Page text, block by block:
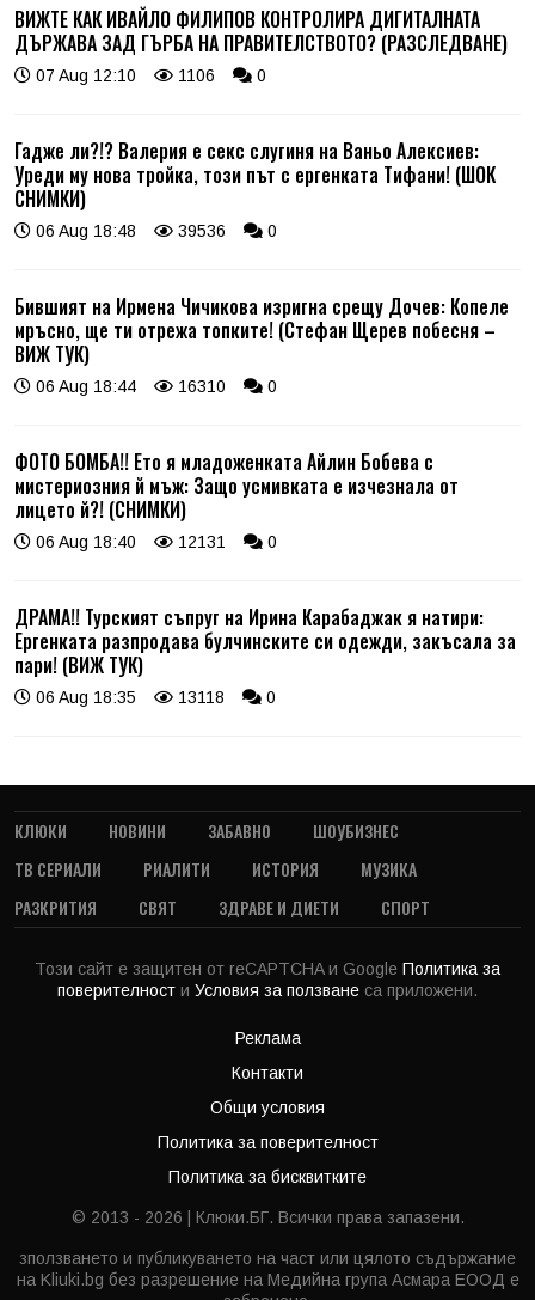
ВИЖТЕ КАК ИВАЙЛО ФИЛИПОВ КОНТРОЛИРА ДИГИТАЛНАТА
ДЪРЖАВА ЗАД ГЪРБА НА ПРАВИТЕЛСТВОТО? (РАЗСЛЕДВАНЕ)
07 Aug 12:10 1106 0
Гадже ли?!? Валерия е секс слугиня на Ваньо Алексиев:
Уреди му нова тройка, този път с ергенката Тифани! (ШОК
СНИМКИ)
06 Aug 18:48 39536 0
Бившият на Ирмена Чичикова изригна срещу Дочев: Копеле
мръсно, ще ти отрежа топките! (Стефан Щерев побесня –
ВИЖ ТУК)
06 Aug 18:44 16310 0
ФОТО БОМБА!! Ето я младоженката Айлин Бобева с
мистериозния й мъж: Защо усмивката е изчезнала от
лицето й?! (СНИМКИ)
06 Aug 18:40 12131 0
ДРАМА!! Турският съпруг на Ирина Карабаджак я натири:
Ергенката разпродава булчинските си одежди, закъсала за
пари! (ВИЖ ТУК)
06 Aug 18:35 13118 0
КЛЮКИ НОВИНИ ЗАБАВНО
ШОУБИЗНЕС
ТВ СЕРИАЛИ
РИАЛИТИ ИСТОРИЯ
МУЗИКА
РАЗКРИТИЯ
СВЯТ ЗДРАВЕ И ДИЕТИ СПОРТ
Този сайт е защитен от reCAPTCHA и Google Политика за
поверителност и Условия за ползване са приложени.
Реклама
Контакти
Общи условия
Политика за поверителност
Политика за бисквитките
© 2013 - 2026 | Клюки.БГ. Всички права запазени.
зползването и публикуването на част или цялото съдържание
на Kliuki.bg без разрешение на Медийна група Асмара ЕООД е